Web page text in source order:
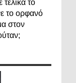
το
το ορφανό
στον